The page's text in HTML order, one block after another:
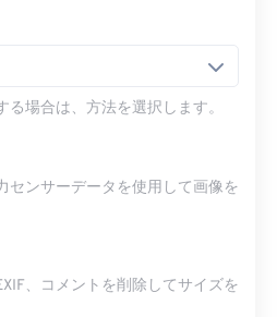
ら
場合は、方法を選択します。
センサーデータを使用して画像を
、コメントを削除してサイズを